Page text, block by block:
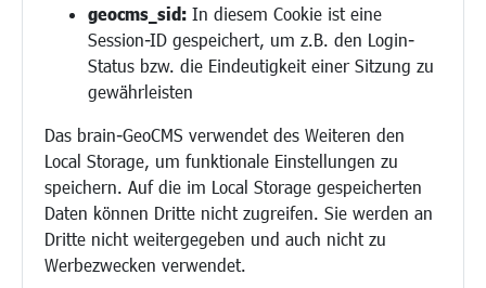
geocms_sid: In diesem Cookie ist eine
Session-ID gespeichert, um z.B. den Login-
Status bzw. die Eindeutigkeit einer Sitzung zu
gewährleisten
Das brain-GeoCMS verwendet des Weiteren den
Local Storage, um funktionale Einstellungen zu
speichern. Auf die im Local Storage gespeicherten
Daten können Dritte nicht zugreifen. Sie werden an
Dritte nicht weitergegeben und auch nicht zu
Werbezwecken verwendet.
Bauen/Umwelt/Mobilität
Bebauungsplanung
Verkehr/Mobilität
Glasfaserausbau
Aktuelle Baustellen
Paddelteich
CINDY S